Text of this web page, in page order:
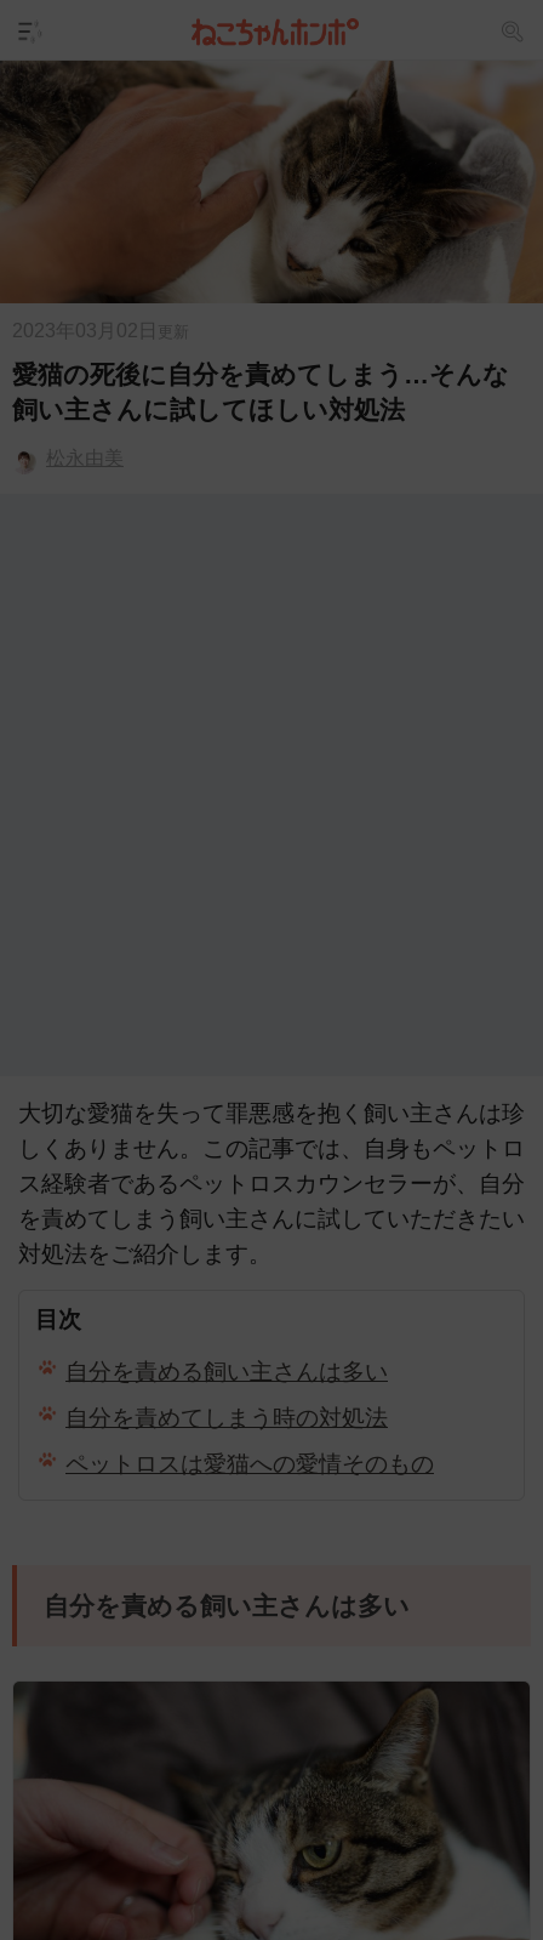
2023年03月02日 更新
愛猫の死後に自分を責めてしまう…そんな
飼い主さんに試してほしい対処法
松永由美
大切な愛猫を失って罪悪感を抱く飼い主さんは珍
しくありません。この記事では、自身もペットロ
ス経験者であるペットロスカウンセラーが、自分
を責めてしまう飼い主さんに試していただきたい
対処法をご紹介します。
目次
自分を責める飼い主さんは多い
自分を責めてしまう時の対処法
ペットロスは愛猫への愛情そのもの
自分を責める飼い主さんは多い